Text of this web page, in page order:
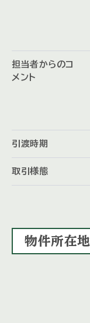
担当者からのコ
メント
引渡時期
取引様態
物件所在地